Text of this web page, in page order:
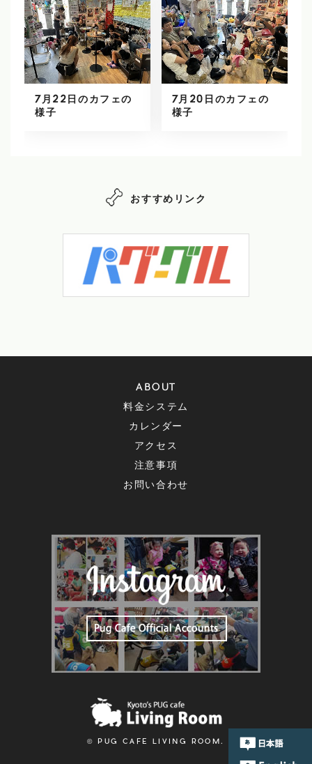
7月22日のカフェの
様子
7月20日のカフェの
様子
おすすめリンク
ABOUT
料金システム
カレンダー
アクセス
注意事項
お問い合わせ
© PUG CAFE LIVING ROOM.